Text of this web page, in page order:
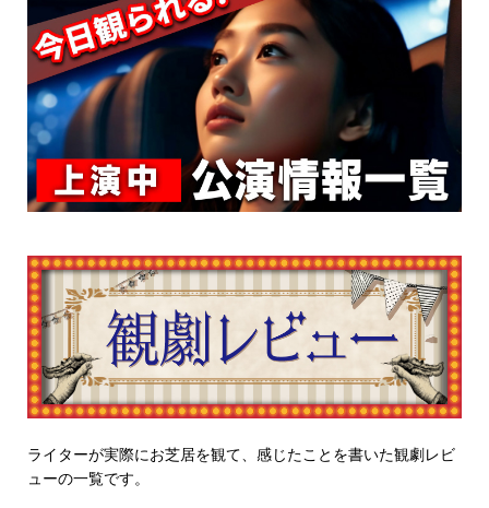
ライターが実際にお芝居を観て、感じたことを書いた観劇レビ
ューの一覧です。